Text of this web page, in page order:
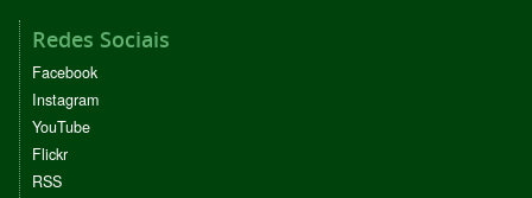
Redes Sociais
Facebook
Instagram
YouTube
Flickr
RSS